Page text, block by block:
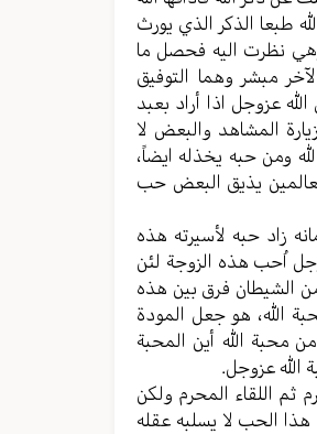
طبعا الذکر الذي یورث
وهي نظرت الیه فحصل ما
مبشر وهما التوفیق
عزوجل اذا أراد بعبد
المشاهد والبعض لا
ومن حبه یخذله ایضاً،
یذیق البعض حب
زاد حبه لأسیرته هذه
اُحب هذه الزوجة لئن
الشیطان فرق بین هذه
الله، هو جعل المودة
محبة الله أين المحبة
عزوجل.
ثم اللقاء المحرم ولکن
هذا الحب لا یسلبه عقله